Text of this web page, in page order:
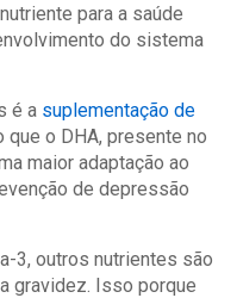
para a saúde
do sistema
é a suplementação de
que o DHA, presente no
maior adaptação ao
de depressão
3, outros nutrientes são
gravidez. Isso porque